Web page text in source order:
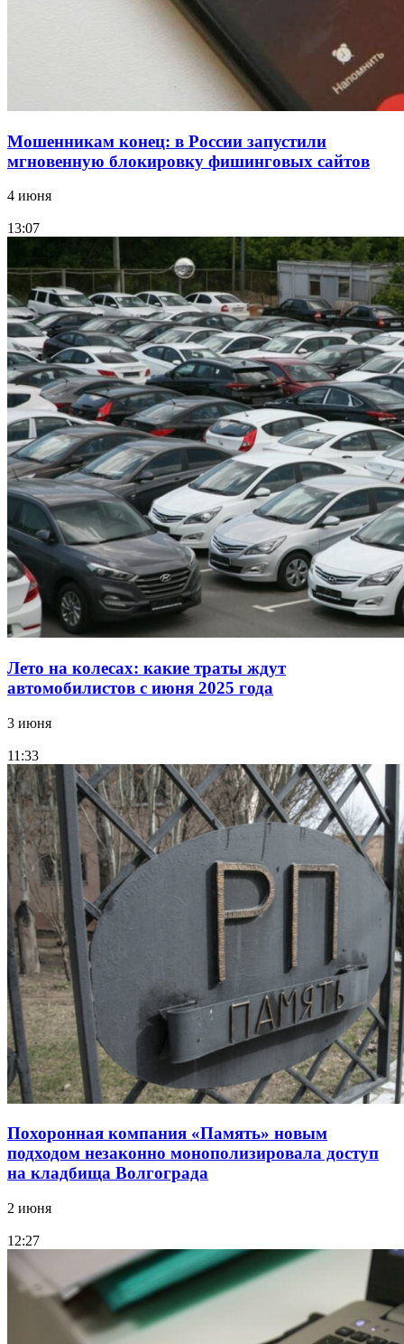
Мошенникам конец: в России запустили
мгновенную блокировку фишинговых сайтов
4 июня
13:07
Лето на колесах: какие траты ждут
автомобилистов с июня 2025 года
3 июня
11:33
Похоронная компания «Память» новым
подходом незаконно монополизировала доступ
на кладбища Волгограда
2 июня
12:27